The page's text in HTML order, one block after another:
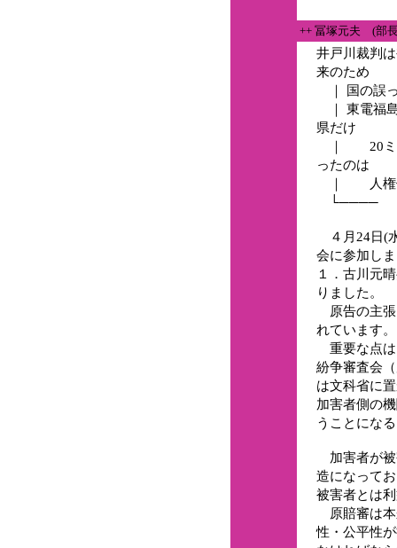
++ 冨塚元夫 (部
井戸川裁判
来のため
｜ 国の誤
｜ 東電福
県だけ
｜ 20ミリ
ったのは
｜ 人権
└──── （
４月24日(
会に参加し
１．古川元
りました。
原告の主張
れています。
重要な点は
紛争審査会
は文科省に
加害者側の
うことにな
加害者が被
造になって
被害者とは
原賠審は本
性・公平性